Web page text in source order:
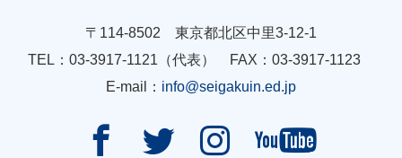
〒114-8502 東京都北区中里3-12-1
TEL：03-3917-1121（代表） FAX：03-3917-1123
E-mail： info@seigakuin.ed.jp
   